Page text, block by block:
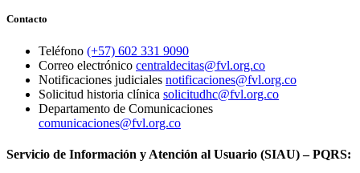
Contacto
Teléfono (+57) 602 331 9090
Correo electrónico centraldecitas@fvl.org.co
Notificaciones judiciales notificaciones@fvl.org.co
Solicitud historia clínica solicitudhc@fvl.org.co
Departamento de Comunicaciones
comunicaciones@fvl.org.co
Servicio de Información y Atención al Usuario (SIAU) – PQRS: